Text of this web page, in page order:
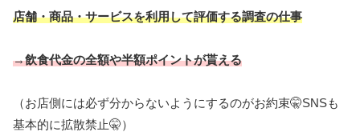
店舗・商品・サービスを利用して評価する調査の仕事
→飲食代金の全額や半額ポイントが貰える
（お店側には必ず分からないようにするのがお約束🤫SNSも
基本的に拡散禁止🤫）